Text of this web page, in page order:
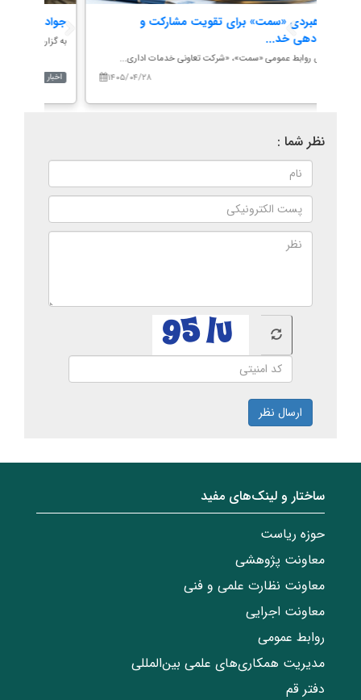
گام راهبردی «سمت» برای تقویت مشارکت و
سامان‌دهی خد...
به گزارش روابط عمومی «سمت»، «شرکت تعاونی خدمات اداری...
۱۴۰۵/۰۴/۲۸
نظر شما :
ارسال نظر
ساختار‌‌ و‌‌ لینک‌های مفید
حوزه ریاست
معاونت پژوهشی
معاونت نظارت علمی و فنی
معاونت اجرایی
روابط عمومی
مدیریت همکاری‌های علمی بین‌المللی
دفتر قم